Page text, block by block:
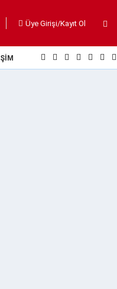
Üye Girişi/Kayıt Ol